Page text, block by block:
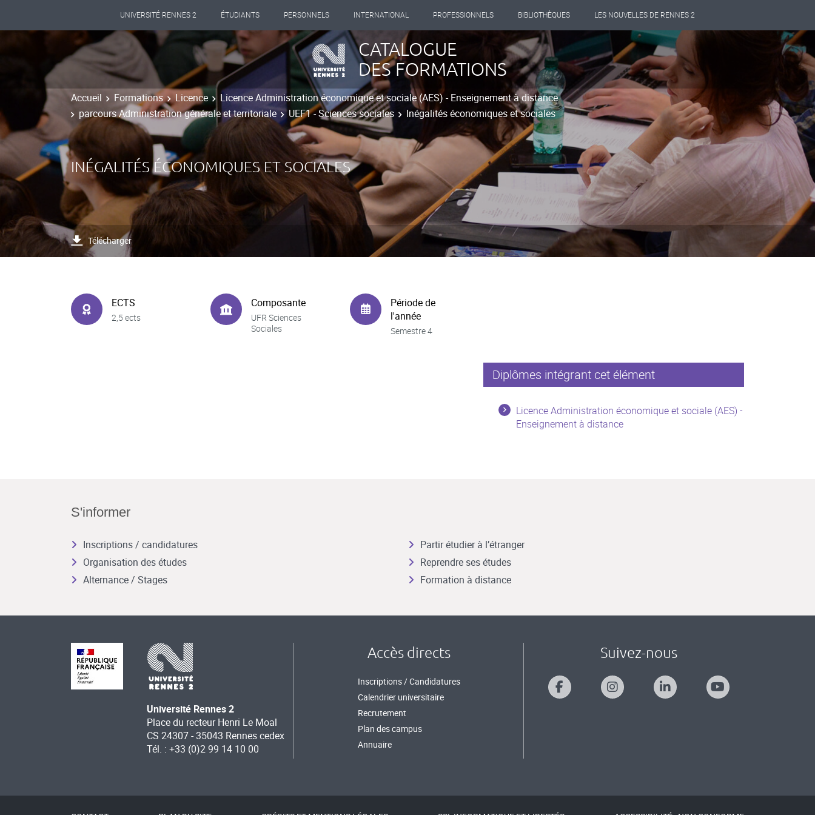
UNIVERSITÉ RENNES 2 ÉTUDIANTS PERSONNELS INTERNATIONAL PROFESSIONNELS BIBLIOTHÈQUES LES NOUVELLES DE RENNES 2
CATALOGUE
DES FORMATIONS
Accueil Formations Licence
Licence Administration économique et sociale (AES) - Enseignement à distance
parcours Administration générale et territoriale
UEF1 - Sciences sociales Inégalités économiques et sociales
INÉGALITÉS ÉCONOMIQUES ET SOCIALES
Télécharger
ECTS
2,5 ects
Composante
UFR Sciences
Sociales
Période de
l'année
Semestre 4
Diplômes intégrant cet élément
Licence Administration économique et sociale (AES) -
Enseignement à distance
S'informer
Inscriptions / candidatures
Organisation des études
Alternance / Stages
Partir étudier à l’étranger
Reprendre ses études
Formation à distance
Université Rennes 2
Place du recteur Henri Le Moal
CS 24307 - 35043 Rennes cedex
Tél. : +33 (0)2 99 14 10 00
Accès directs
Inscriptions / Candidatures
Calendrier universitaire
Recrutement
Plan des campus
Annuaire
Suivez-nous